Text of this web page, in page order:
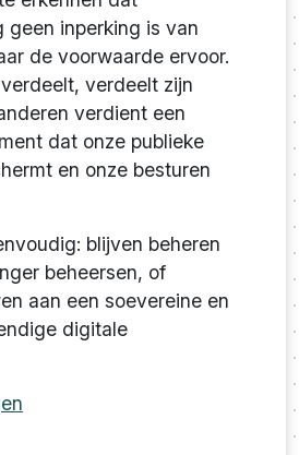
geen inperking is van
de voorwaarde ervoor.
verdeelt zijn
verdient een
dat onze publieke
en onze besturen
blijven beheren
beheersen, of
aan een soevereine en
digitale